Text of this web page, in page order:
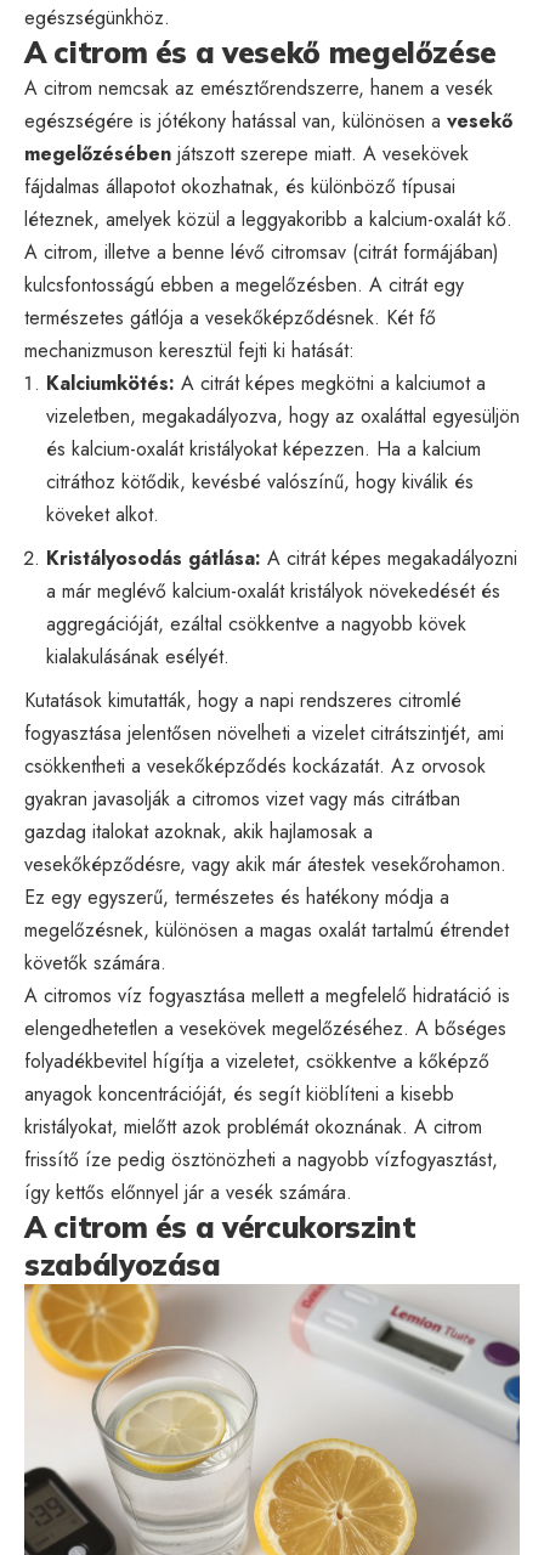
egészségünkhöz.
A citrom és a vesekő megelőzése
A citrom nemcsak az emésztőrendszerre, hanem a vesék
egészségére is jótékony hatással van, különösen a vesekő
megelőzésében játszott szerepe miatt. A vesekövek
fájdalmas állapotot okozhatnak, és különböző típusai
léteznek, amelyek közül a leggyakoribb a kalcium-oxalát kő.
A citrom, illetve a benne lévő citromsav (citrát formájában)
kulcsfontosságú ebben a megelőzésben. A citrát egy
természetes gátlója a vesekőképződésnek. Két fő
mechanizmuson keresztül fejti ki hatását:
Kalciumkötés: A citrát képes megkötni a kalciumot a
vizeletben, megakadályozva, hogy az oxaláttal egyesüljön
és kalcium-oxalát kristályokat képezzen. Ha a kalcium
citráthoz kötődik, kevésbé valószínű, hogy kiválik és
köveket alkot.
Kristályosodás gátlása: A citrát képes megakadályozni
a már meglévő kalcium-oxalát kristályok növekedését és
aggregációját, ezáltal csökkentve a nagyobb kövek
kialakulásának esélyét.
Kutatások kimutatták, hogy a napi rendszeres citromlé
fogyasztása jelentősen növelheti a vizelet citrátszintjét, ami
csökkentheti a vesekőképződés kockázatát. Az orvosok
gyakran javasolják a citromos vizet vagy más citrátban
gazdag italokat azoknak, akik hajlamosak a
vesekőképződésre, vagy akik már átestek vesekőrohamon.
Ez egy egyszerű, természetes és hatékony módja a
megelőzésnek, különösen a magas oxalát tartalmú étrendet
követők számára.
A citromos víz fogyasztása mellett a megfelelő hidratáció is
elengedhetetlen a vesekövek megelőzéséhez. A bőséges
folyadékbevitel hígítja a vizeletet, csökkentve a kőképző
anyagok koncentrációját, és segít kiöblíteni a kisebb
kristályokat, mielőtt azok problémát okoznának. A citrom
frissítő íze pedig ösztönözheti a nagyobb vízfogyasztást,
így kettős előnnyel jár a vesék számára.
A citrom és a vércukorszint
szabályozása